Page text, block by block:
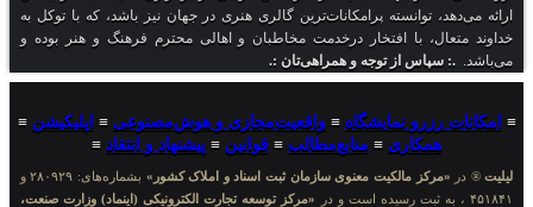
توانسته پرامکانات‌ترین گالری هنری در جهان نیز باشد، که با توکل به
با افتخار درخدمت مخاطبان و اهالی محترم فرهنگ و هنر بوده و
از توجه و همراهی‌تان :.
نمایشگاه ≡ واقعیت‌مجازی و هوش‌مصنوعی≡اپلیکیشن≡
منابع‌مطالب ≡قوانین≡پیشنهاد و انتقاد≡
مالکیت معنوی سازمان ثبت اسناد و املاک کشور»
بشماره‌های: ۲۸۰۹۲۹ و
«مرکز توسعه تجارت الکترونیکی (اینماد) وزارت صنعت،